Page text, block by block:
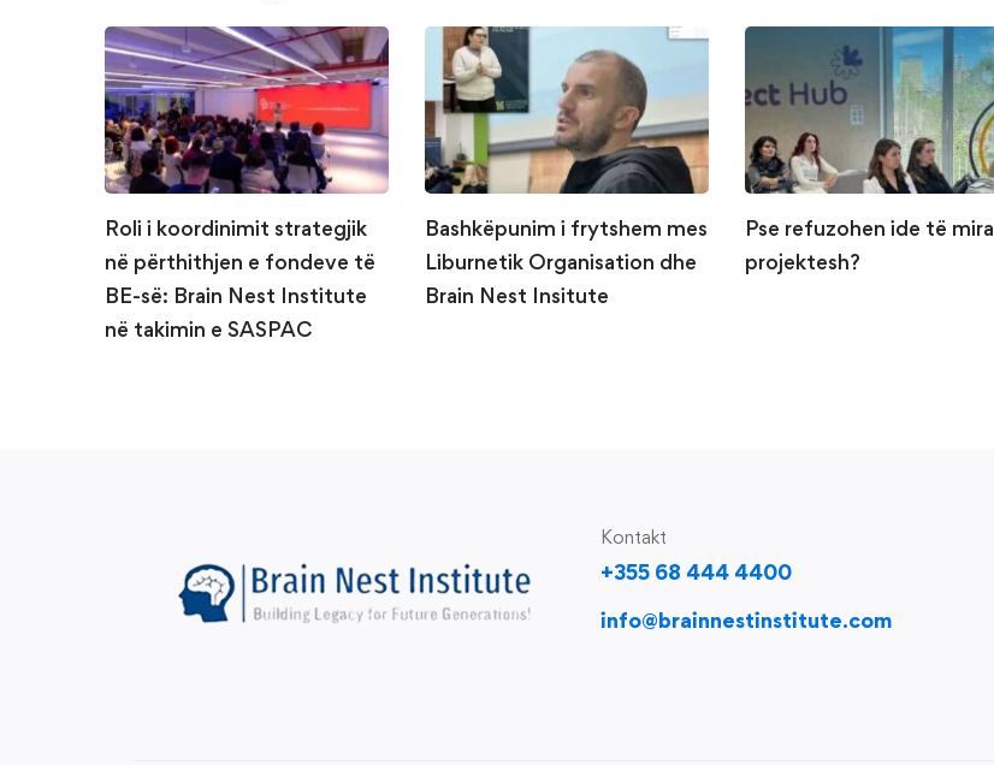
Roli i koordinimit strategjik
në përthithjen e fondeve të
BE-së: Brain Nest Institute
në takimin e SASPAC
Bashkëpunim i frytshem mes
Liburnetik Organisation dhe
Brain Nest Insitute
Pse refuzohen ide të mira
projektesh?
Kontakt
+355 68 444 4400
info@brainnestinstitute.com